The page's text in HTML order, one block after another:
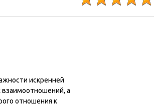
искренней
а
отношения к